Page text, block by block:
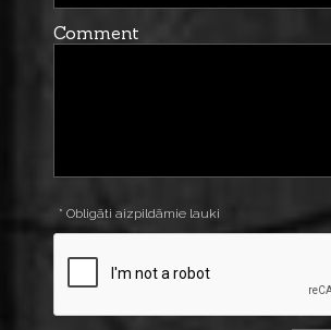
Comment
* Obligāti aizpildāmie lauki